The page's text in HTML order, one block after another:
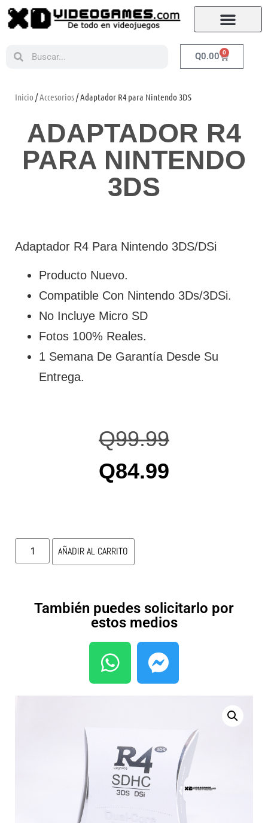
Q0.00 0
Inicio /Accesorios/ Adaptador R4 para Nintendo 3DS
ADAPTADOR R4
PARA NINTENDO
3DS
Adaptador R4 Para Nintendo 3DS/DSi
Producto Nuevo.
Compatible Con Nintendo 3Ds/3DSi.
No Incluye Micro SD
Fotos 100% Reales.
1 Semana De Garantía Desde Su
Entrega.
Q99.99
Q84.99
AÑADIR AL CARRITO
También puedes solicitarlo por
estos medios